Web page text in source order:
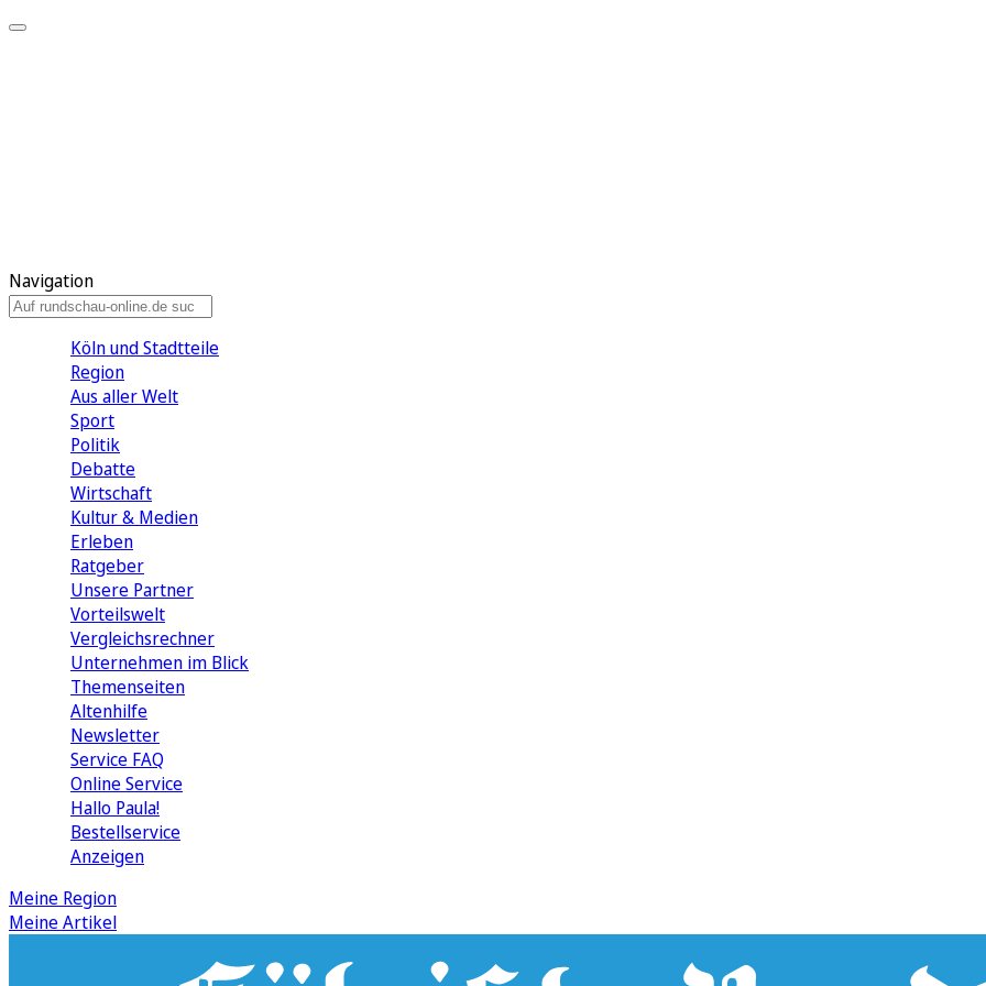
Navigation
Köln und Stadtteile
Region
Aus aller Welt
Sport
Politik
Debatte
Wirtschaft
Kultur & Medien
Erleben
Ratgeber
Unsere Partner
Vorteilswelt
Vergleichsrechner
Unternehmen im Blick
Themenseiten
Altenhilfe
Newsletter
Service FAQ
Online Service
Hallo Paula!
Bestellservice
Anzeigen
Meine Region
Meine Artikel